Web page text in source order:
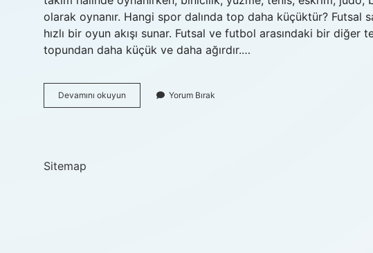
olarak oynanır. Hangi spor dalında top daha küçüktür? Futsal
hızlı bir oyun akışı sunar. Futsal ve futbol arasındaki bir
topundan daha küçük ve daha ağırdır.…
Devamını okuyun
Ile
Yorum Bırak
Sitemap